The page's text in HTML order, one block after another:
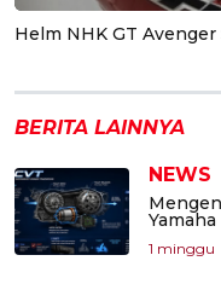
Helm NHK GT
BERITA LAINNYA
NEWS
1 minggu